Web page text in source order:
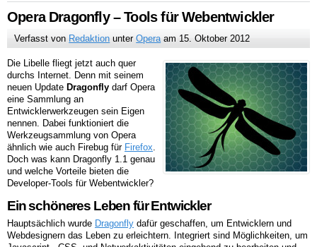
Opera Dragonfly – Tools für Webentwickler
Verfasst von Redaktion unterOperaam 15. Oktober 2012
Die Libelle fliegt jetzt auch quer
durchs Internet. Denn mit seinem
neuen Update Dragonfly darf Opera
eine Sammlung an
Entwicklerwerkzeugen sein Eigen
nennen. Dabei funktioniert die
Werkzeugsammlung von Opera
ähnlich wie auch Firebug für Firefox.
Doch was kann Dragonfly 1.1 genau
und welche Vorteile bieten die
Developer-Tools für Webentwickler?
Ein schöneres Leben für Entwickler
Hauptsächlich wurde Dragonfly dafür geschaffen, um Entwicklern und
Webdesignern das Leben zu erleichtern. Integriert sind Möglichkeiten, um